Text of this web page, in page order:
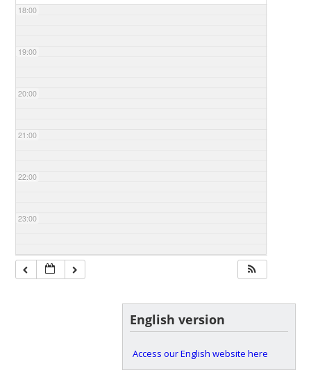
18:00
19:00
20:00
21:00
22:00
23:00
English version
Access our English website here